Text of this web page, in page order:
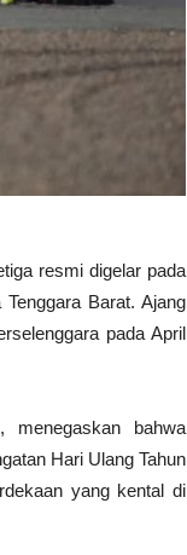
resmi digelar pada
Barat. Ajang
pada April
menegaskan bahwa
Hari Ulang Tahun
yang kental di